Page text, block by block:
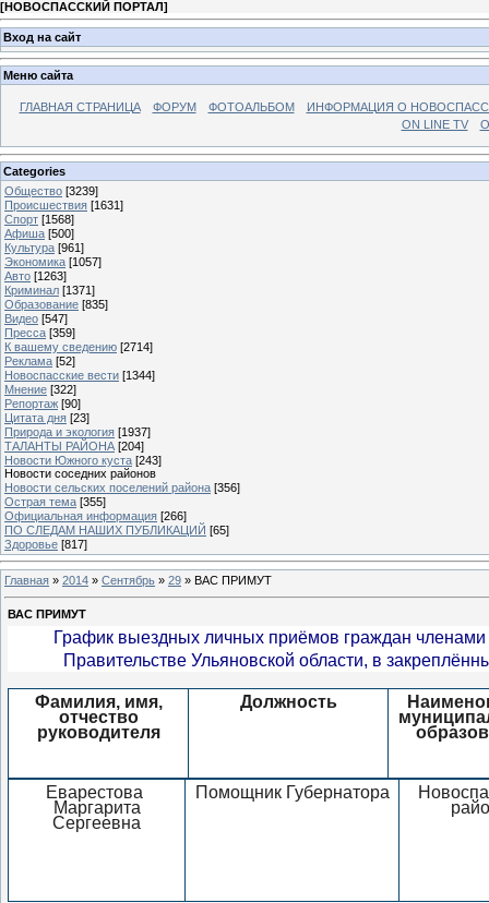
[НОВОСПАССКИЙ ПОРТАЛ]
Вход на сайт
Меню сайта
ГЛАВНАЯ СТРАНИЦА ФОРУМ ФОТОАЛЬБОМ
ИНФОРМАЦИЯ О
ON LINE TV
Categories
Общество [3239]
Происшествия [1631]
Спорт [1568]
Афиша [500]
Культура [961]
Экономика [1057]
Авто [1263]
Криминал [1371]
Образование [835]
Видео [547]
Пресса [359]
К вашему сведению [2714]
Реклама [52]
Новоспасские вести [1344]
Мнение [322]
Репортаж [90]
Цитата дня [23]
Природа и экология [1937]
ТАЛАНТЫ РАЙОНА [204]
Новости Южного куста [243]
Новости соседних районов
Новости сельских поселений района [356]
Острая тема [355]
Официальная информация [266]
ПО СЛЕДАМ НАШИХ ПУБЛИКАЦИЙ [65]
Здоровье [817]
Главная » 2014 » Сентябрь » 29 » ВАС ПРИМУТ
ВАС ПРИМУТ
График выездных личных приёмов граждан
Правительстве Ульяновской области, в
Фамилия, имя,
отчество
руководителя
Должность
Еварестова
Маргарита
Сергеевна
Помощник Губернатора